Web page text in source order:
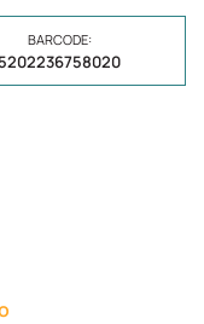
BARCODE:
5202236758020